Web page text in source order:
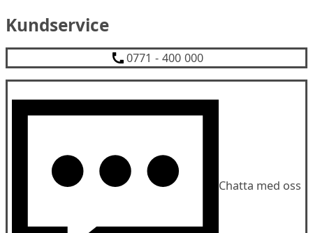
Kundservice
0771 - 400 000
Chatta med oss